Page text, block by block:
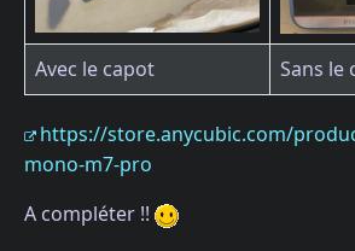
Avec le capot Sans le
https://store.anycubic.com/
mono-m7-pro
A compléter !!